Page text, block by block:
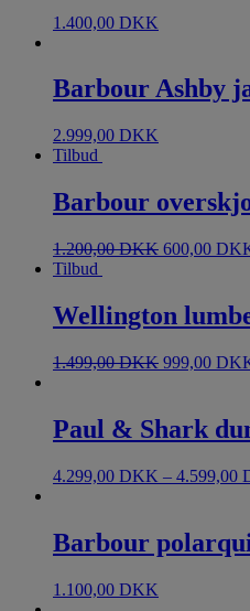
1.400,00 DKK
Barbour Ashby
2.999,00 DKK
Tilbud
Barbour
1.200,00DKK 600,00
Tilbud
Wellington
1.499,00DKK 999,00
Paul & Shark
4.299,00 DKK – 4.599,00
Barbour
1.100,00 DKK